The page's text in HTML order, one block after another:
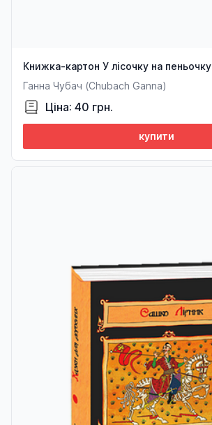
Книжка-картон У лісочку на пеньочку
Ганна Чубач (Chubach Ganna)
Ціна: 40 грн.
купити